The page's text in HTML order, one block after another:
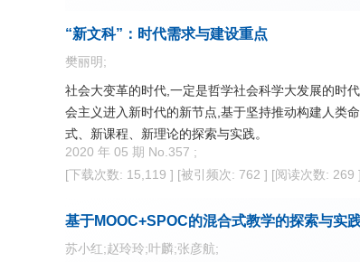
“新文科”：时代需求与建设重点
樊丽明;
社会大变革的时代,一定是哲学社会科学大发展的时
会主义进入新时代的新节点,基于坚持推动构建人类
式、新课程、新理论的探索与实践。
2020 年 05 期 No.357 ;
[下载次数: 15,119 ] [被引频次: 762 ] [阅读次数: 269 ]
基于MOOC+SPOC的混合式教学的探索与实
苏小红;赵玲玲;叶麟;张彦航;